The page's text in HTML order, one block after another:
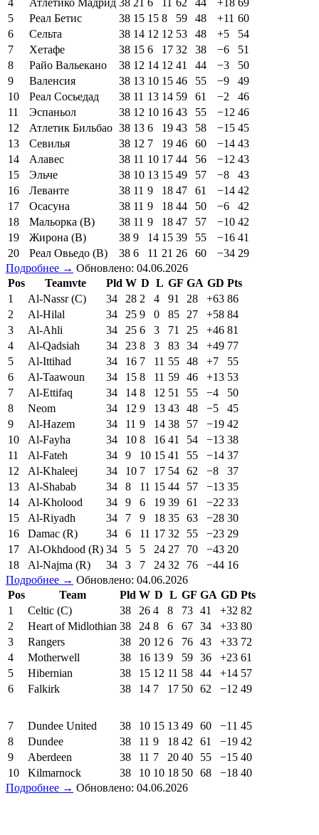
5
Реал Бетис 38 15 15 8 59 48 +11 60
6
Сельта 38 14 12 12 53 48 +5
54
7
Хетафе 38 15 6 17 32 38 −6
51
8
Райо Вальекано 38 12 14 12 41 44 −3
50
9
Валенсия 38 13 10 15 46 55 −9
49
10
Реал Сосьедад 38 11 13 14 59 61 −2
46
11
Эспаньол 38 12 10 16 43 55 −12 46
12
Атлетик Бильбао 38 13 6 19 43 58 −15 45
13
Севилья 38 12 7 19 46 60 −14 43
14
Алавес 38 11 10 17 44 56 −12 43
15
Эльче 38 10 13 15 49 57 −8
43
16
Леванте 38 11 9 18 47 61 −14 42
17
Осасуна 38 11 9 18 44 50 −6
42
18
Мальорка (В) 38 11 9 18 47 57 −10 42
19
Жирона (В) 38 9 14 15 39 55 −16 41
20
Реал Овьедо (В) 38 6 11 21 26 60 −34 29
Подробнее → Обновлено: 04.06.2026
Pos
Teamvte Pld W D L GF GA GD Pts
1
Al-Nassr (C) 34 28 2 4 91 28 +63 86
2
Al-Hilal 34 25 9 0 85 27 +58 84
3
Al-Ahli 34 25 6 3 71 25 +46 81
4
Al-Qadsiah 34 23 8 3 83 34 +49 77
5
Al-Ittihad 34 16 7 11 55 48 +7
55
6
Al-Taawoun 34 15 8 11 59 46 +13 53
7
Al-Ettifaq 34 14 8 12 51 55 −4
50
8
Neom 34 12 9 13 43 48 −5
45
9
Al-Hazem 34 11 9 14 38 57 −19 42
10
Al-Fayha 34 10 8 16 41 54 −13 38
11
Al-Fateh 34 9 10 15 41 55 −14 37
12
Al-Khaleej 34 10 7 17 54 62 −8
37
13
Al-Shabab 34 8 11 15 44 57 −13 35
14
Al-Kholood 34 9 6 19 39 61 −22 33
15
Al-Riyadh 34 7 9 18 35 63 −28 30
16
Damac (R) 34 6 11 17 32 55 −23 29
17
Al-Okhdood (R) 34 5 5 24 27 70 −43 20
18
Al-Najma (R) 34 3 7 24 32 76 −44 16
Подробнее → Обновлено: 04.06.2026
Pos
Team Pld W D L GF GA GD Pts
1
Celtic (C) 38 26 4 8 73 41 +32 82
2
Heart of Midlothian 38 24 8 6 67 34 +33 80
3
Rangers 38 20 12 6 76 43 +33 72
4
Motherwell 38 16 13 9 59 36 +23 61
5
Hibernian 38 15 12 11 58 44 +14 57
6
Falkirk 38 14 7 17 50 62 −12 49
7 Dundee United 38 10 15 13 49 60 −11 45
8
Dundee 38 11 9 18 42 61 −19 42
9
Aberdeen 38 11 7 20 40 55 −15 40
10
Kilmarnock 38 10 10 18 50 68 −18 40
Подробнее → Обновлено: 04.06.2026